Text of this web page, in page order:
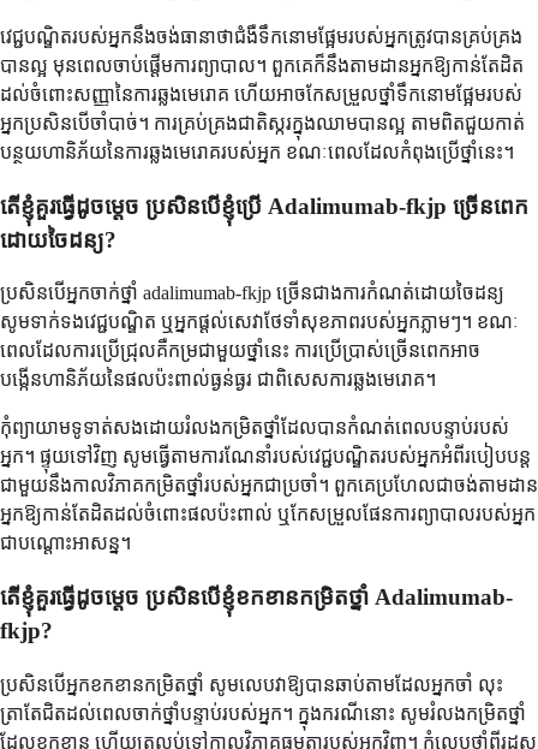
វេជ្ជបណ្ឌិតរបស់អ្នកនឹងចង់ធានាថាជំងឺទឹកនោមផ្អែមរបស់អ្នកត្រូវបានគ្រប់គ្រង
បានល្អ មុនពេលចាប់ផ្តើមការព្យាបាល។ ពួកគេក៏នឹងតាមដានអ្នកឱ្យកាន់តែដិត
ដល់ចំពោះសញ្ញានៃការឆ្លងមេរោគ ហើយអាចកែសម្រួលថ្នាំទឹកនោមផ្អែមរបស់
អ្នកប្រសិនបើចាំបាច់។ ការគ្រប់គ្រងជាតិស្ករក្នុងឈាមបានល្អ តាមពិតជួយកាត់
បន្ថយហានិភ័យនៃការឆ្លងមេរោគរបស់អ្នក ខណៈពេលដែលកំពុងប្រើថ្នាំនេះ។
តើខ្ញុំគួរធ្វើដូចម្តេច ប្រសិនបើខ្ញុំប្រើ Adalimumab-fkjp ច្រើនពេក
ដោយចៃដន្យ?
ប្រសិនបើអ្នកចាក់ថ្នាំ adalimumab-fkjp ច្រើនជាងការកំណត់ដោយចៃដន្យ
សូមទាក់ទងវេជ្ជបណ្ឌិត ឬអ្នកផ្តល់សេវាថែទាំសុខភាពរបស់អ្នកភ្លាមៗ។ ខណៈ
ពេលដែលការប្រើជ្រុលគឺកម្រជាមួយថ្នាំនេះ ការប្រើប្រាស់ច្រើនពេកអាច
បង្កើនហានិភ័យនៃផលប៉ះពាល់ធ្ងន់ធ្ងរ ជាពិសេសការឆ្លងមេរោគ។
កុំព្យាយាមទូទាត់សងដោយរំលងកម្រិតថ្នាំដែលបានកំណត់ពេលបន្ទាប់របស់
អ្នក។ ផ្ទុយទៅវិញ សូមធ្វើតាមការណែនាំរបស់វេជ្ជបណ្ឌិតរបស់អ្នកអំពីរបៀបបន្ត
ជាមួយនឹងកាលវិភាគកម្រិតថ្នាំរបស់អ្នកជាប្រចាំ។ ពួកគេប្រហែលជាចង់តាមដាន
អ្នកឱ្យកាន់តែដិតដល់ចំពោះផលប៉ះពាល់ ឬកែសម្រួលផែនការព្យាបាលរបស់អ្នក
ជាបណ្តោះអាសន្ន។
តើខ្ញុំគួរធ្វើដូចម្តេច ប្រសិនបើខ្ញុំខកខានកម្រិតថ្នាំ Adalimumab-
fkjp?
ប្រសិនបើអ្នកខកខានកម្រិតថ្នាំ សូមលេបវាឱ្យបានឆាប់តាមដែលអ្នកចាំ លុះ
ត្រាតែជិតដល់ពេលចាក់ថ្នាំបន្ទាប់របស់អ្នក។ ក្នុងករណីនោះ សូមរំលងកម្រិតថ្នាំ
ដែលខកខាន ហើយត្រលប់ទៅកាលវិភាគធម្មតារបស់អ្នកវិញ។ កុំលេបថ្នាំពីរដូស